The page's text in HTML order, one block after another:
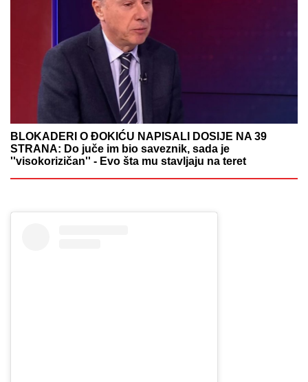
BLOKADERI O ĐOKIĆU NAPISALI DOSIJE NA 39
STRANA: Do juče im bio saveznik, sada je
''visokorizičan'' - Evo šta mu stavljaju na teret